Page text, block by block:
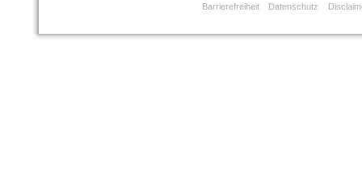
Barrierefreiheit Datenschutz